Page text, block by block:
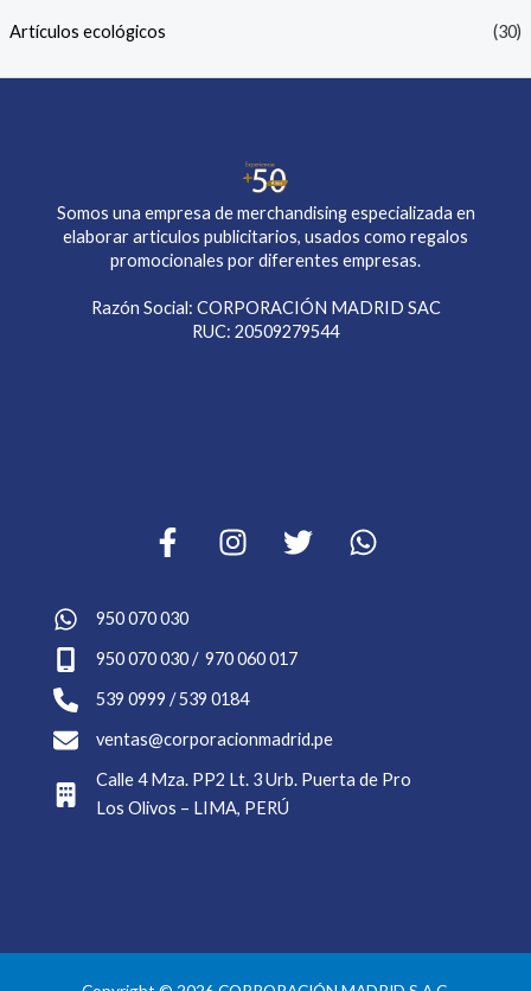
Artículos ecológicos (30)
Somos una empresa de merchandising especializada en
elaborar articulos publicitarios, usados como regalos
promocionales por diferentes empresas.
Razón Social: CORPORACIÓN MADRID SAC
RUC: 20509279544
950 070 030
950 070 030 / 970 060 017
539 0999 / 539 0184
ventas@corporacionmadrid.pe
Calle 4 Mza. PP2 Lt. 3 Urb. Puerta de Pro
Los Olivos – LIMA, PERÚ